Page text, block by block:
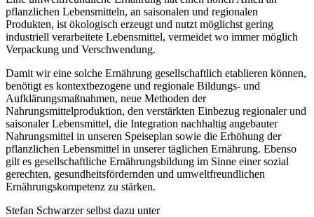
pflanzlichen Lebensmitteln, an saisonalen und regionalen
Produkten, ist ökologisch erzeugt und nutzt möglichst gering
industriell verarbeitete Lebensmittel, vermeidet wo immer möglich
Verpackung und Verschwendung.
Damit wir eine solche Ernährung gesellschaftlich etablieren können,
benötigt es kontextbezogene und regionale Bildungs- und
Aufklärungsmaßnahmen, neue Methoden der
Nahrungsmittelproduktion, den verstärkten Einbezug regionaler und
saisonaler Lebensmittel, die Integration nachhaltig angebauter
Nahrungsmittel in unseren Speiseplan sowie die Erhöhung der
pflanzlichen Lebensmittel in unserer täglichen Ernährung. Ebenso
gilt es gesellschaftliche Ernährungsbildung im Sinne einer sozial
gerechten, gesundheitsfördernden und umweltfreundlichen
Ernährungskompetenz zu stärken.
Stefan Schwarzer selbst dazu unter